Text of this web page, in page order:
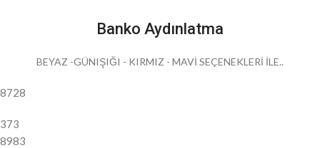
Banko Aydınlatma
BEYAZ -GÜNIŞIĞI - KIRMIZ - MAVİ SEÇENEKLERİ İLE..
8728
373
8983